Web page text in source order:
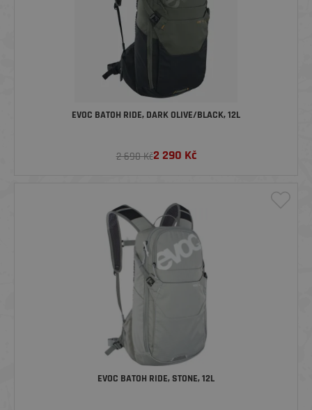
EVOC BATOH RIDE, DARK OLIVE/BLACK, 12L
2 690 Kč2 290 Kč
EVOC BATOH RIDE, STONE, 12L